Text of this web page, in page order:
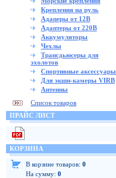
Крепления на руль
Адаперы от 12В
Адаптеры от 220В
Аккумуляторы
Чехлы
Трансдьюсеры для
эхолотов
Спортивные аксессуары
Для экшн-камеры VIRB
Антенны
Список товаров
ПРАЙС ЛИСТ
КОРЗИНА
В корзине товаров: 0
На сумму: 0